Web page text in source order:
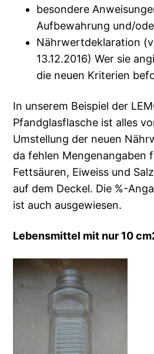
besondere
Aufbewahrung und/
Nährwertdeklaration
13.12.2016) Wer sie
die neuen Kriterien
In unserem Beispiel der
Pfandglasflasche ist alles
Umstellung der neuen
da fehlen Mengenangaben
Fettsäuren, Eiweiss und
auf dem Deckel. Die %-
ist auch ausgewiesen.
Lebensmittel mit nur 10